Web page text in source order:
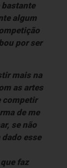
algum
por ser
mais na
as artes
competir
de me
se não
esse
faz